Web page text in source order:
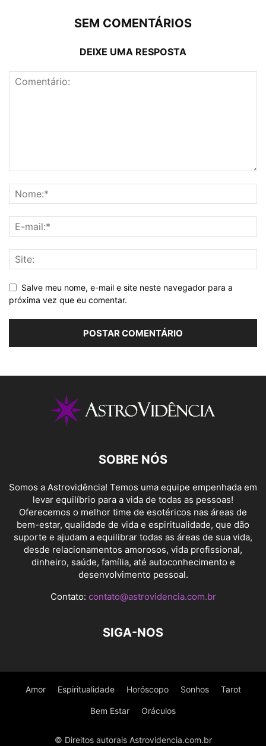
SEM COMENTÁRIOS
DEIXE UMA RESPOSTA
Salve meu nome, e-mail e site neste navegador para a
próxima vez que eu comentar.
SOBRE NÓS
Somos a Astrovidência! Temos uma equipe empenhada em
levar equilíbrio para a vida de todas as pessoas!
Oferecemos o melhor time de esotéricos nas áreas de
bem-estar, qualidade de vida e espiritualidade, que dão
suporte e ajudam a equilibrar todas as áreas de sua vida,
desde relacionamentos amorosos, vida profissional,
dinheiro, saúde, família, até autoconhecimento e
desenvolvimento pessoal.
Contato: contato@astrovidencia.com.br
SIGA-NOS
Amor Espiritualidade Horóscopo Sonhos Tarot
Bem Estar Oráculos
© Direitos autorais Astrovidencia.com.br